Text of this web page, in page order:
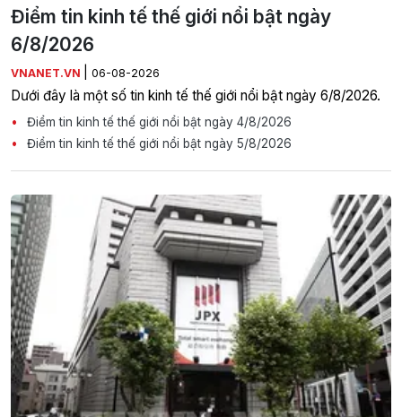
Điểm tin kinh tế thế giới nổi bật ngày
6/8/2026
VNANET.VN 06-08-2026
Dưới đây là một số tin kinh tế thế giới nổi bật ngày 6/8/2026.
Điểm tin kinh tế thế giới nổi bật ngày 4/8/2026
Điểm tin kinh tế thế giới nổi bật ngày 5/8/2026